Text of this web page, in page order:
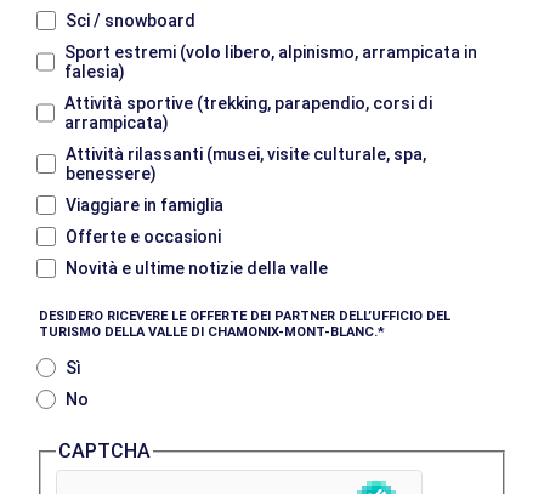
Sci / snowboard
Sport estremi (volo libero, alpinismo, arrampicata in
falesia)
Attività sportive (trekking, parapendio, corsi di
arrampicata)
Attività rilassanti (musei, visite culturale, spa,
benessere)
Viaggiare in famiglia
Offerte e occasioni
Novità e ultime notizie della valle
DESIDERO RICEVERE LE OFFERTE DEI PARTNER DELL’UFFICIO DEL
TURISMO DELLA VALLE DI CHAMONIX-MONT-BLANC.
Sì
No
CAPTCHA